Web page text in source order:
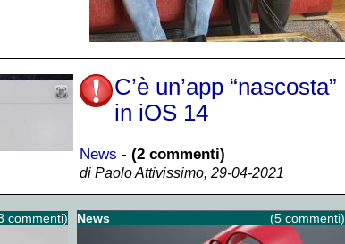
C’è un’app “nascosta”
in iOS 14
News - (2 commenti)
di Paolo Attivissimo, 29-04-2021
commenti) News (5 commenti)